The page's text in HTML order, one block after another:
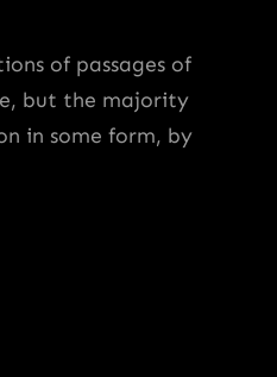
of passages of
but the majority
in some form, by